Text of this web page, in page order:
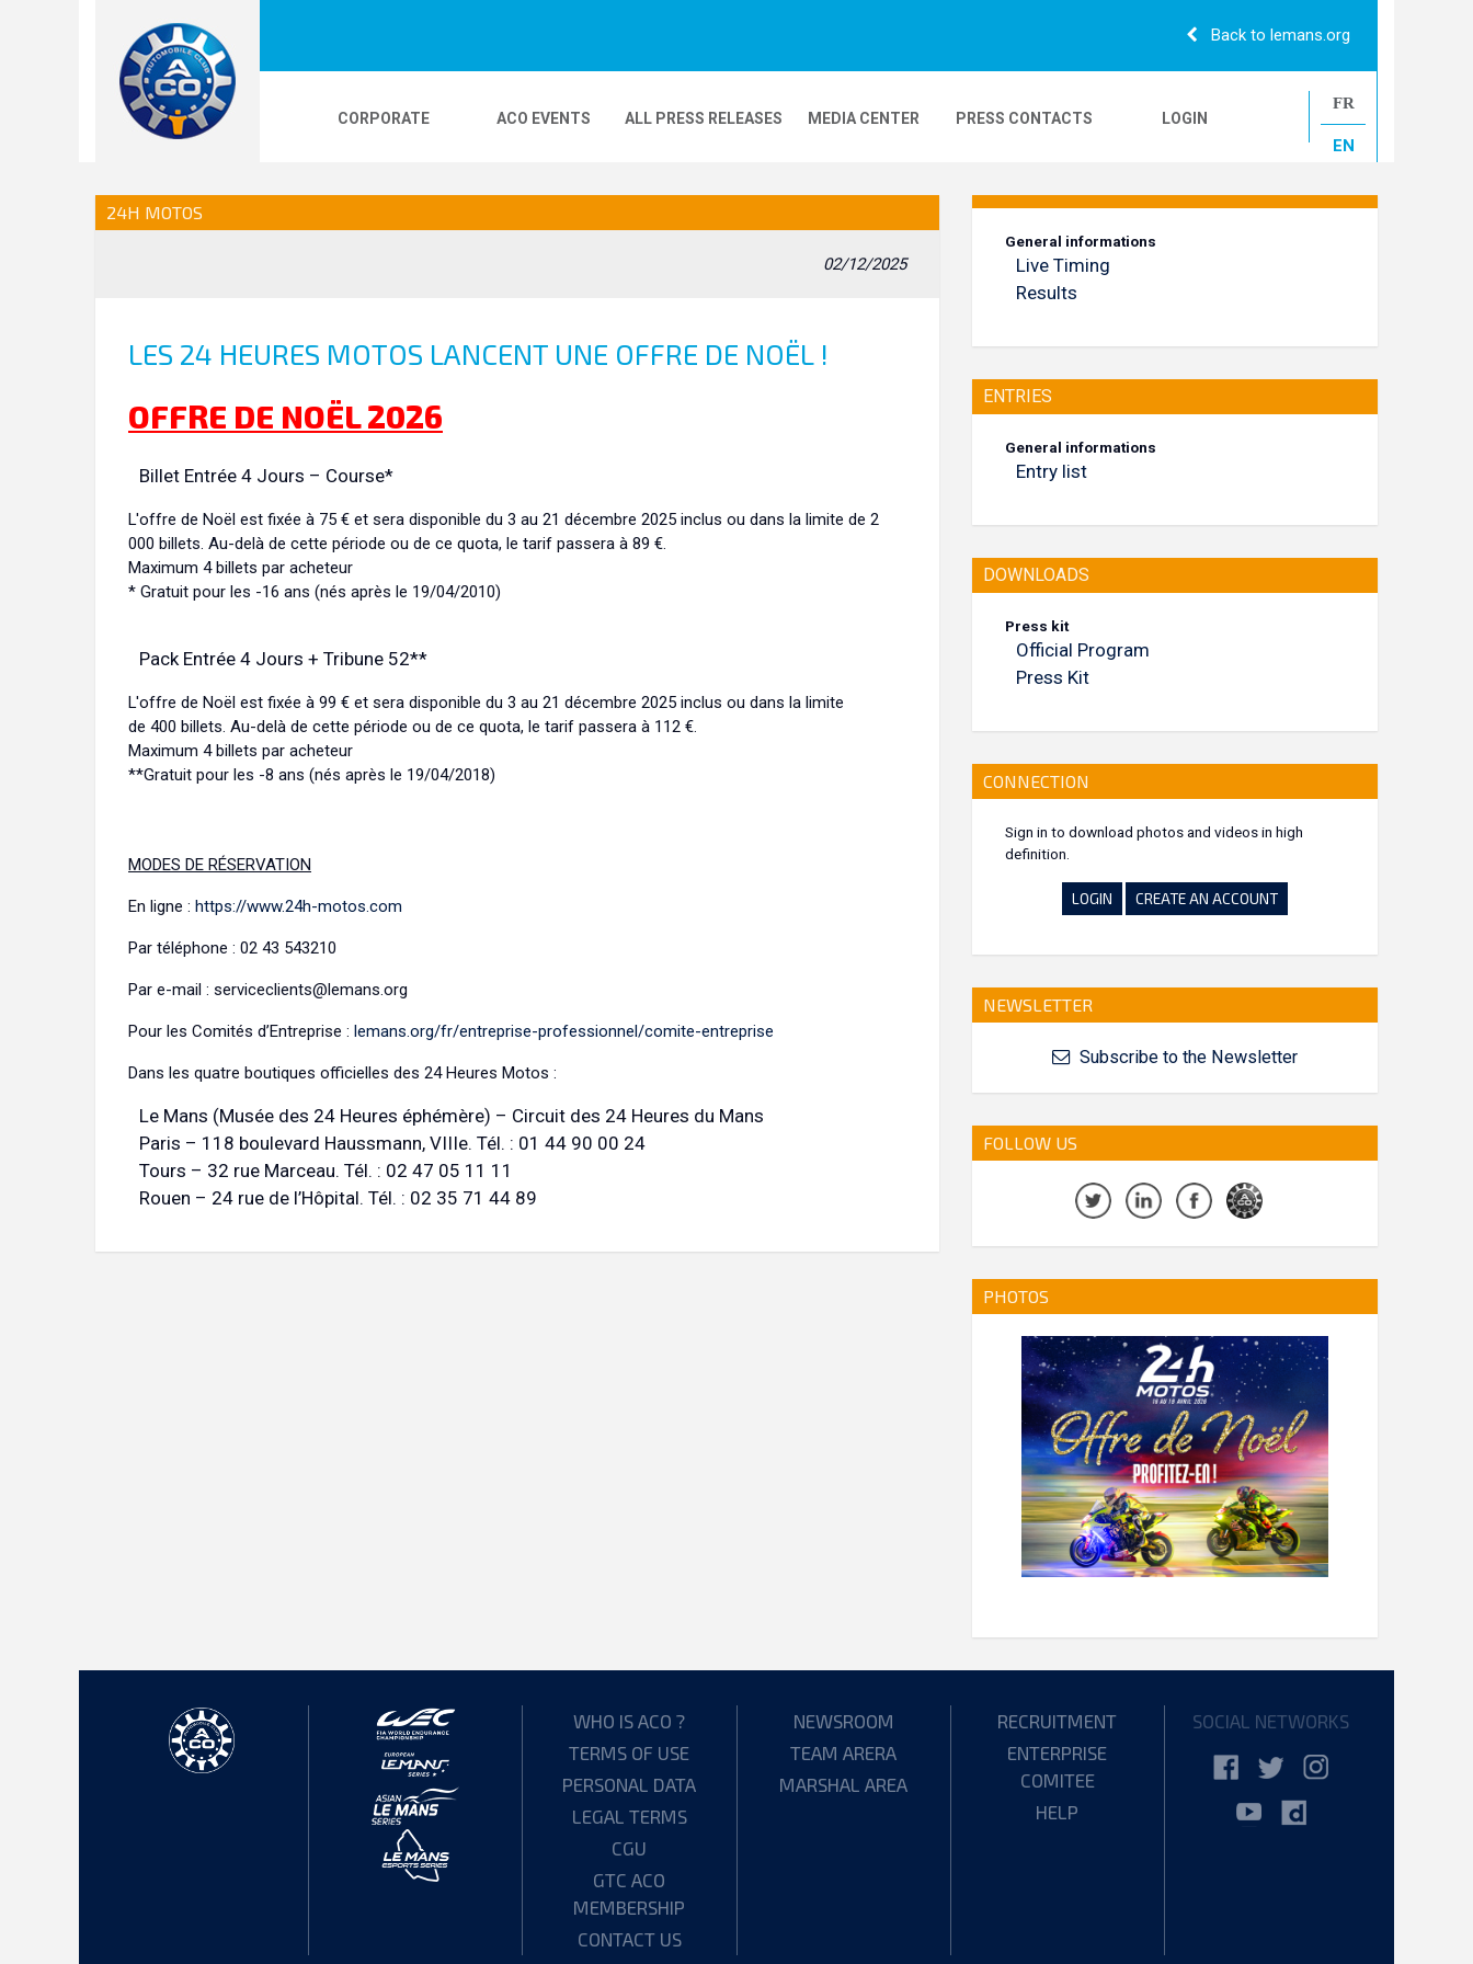
Back to lemans.org
CORPORATE ACO EVENTS
24H LE MANS 24H CAMIONS
ALL PRESS RELEASES MEDIA CENTER
LOGOS
PRESS CONTACTS LOGIN
FR
EN
24H MOTOS
02/12/2025
LES 24 HEURES MOTOS LANCENT UNE OFFRE DE NOËL !
OFFRE DE NOËL 2026
Billet Entrée 4 Jours – Course*
L'offre de Noël est fixée à 75 € et sera disponible du 3 au 21 décembre 2025 inclus ou dans la limite de 2
000 billets. Au-delà de cette période ou de ce quota, le tarif passera à 89 €.
Maximum 4 billets par acheteur
* Gratuit pour les -16 ans (nés après le 19/04/2010)
Pack Entrée 4 Jours + Tribune 52**
L'offre de Noël est fixée à 99 € et sera disponible du 3 au 21 décembre 2025 inclus ou dans la limite
de 400 billets. Au-delà de cette période ou de ce quota, le tarif passera à 112 €.
Maximum 4 billets par acheteur
**Gratuit pour les -8 ans (nés après le 19/04/2018)
MODES DE RÉSERVATION
En ligne : https://www.24h-motos.com
Par téléphone : 02 43 543210
Par e-mail : serviceclients@lemans.org
Pour les Comités d’Entreprise : lemans.org/fr/entreprise-professionnel/comite-entreprise
Dans les quatre boutiques officielles des 24 Heures Motos :
Le Mans (Musée des 24 Heures éphémère) – Circuit des 24 Heures du Mans
Paris – 118 boulevard Haussmann, VIIIe. Tél. : 01 44 90 00 24
Tours – 32 rue Marceau. Tél. : 02 47 05 11 11
Rouen – 24 rue de l’Hôpital. Tél. : 02 35 71 44 89
General informations
Live Timing
Results
ENTRIES
General informations
Entry list
DOWNLOADS
Press kit
Official Program
Press Kit
CONNECTION
Sign in to download photos and videos in high
definition.
LOGIN CREATE AN ACCOUNT
NEWSLETTER
Subscribe to the Newsletter
FOLLOW US
PHOTOS
WHO IS ACO ?
TERMS OF USE
PERSONAL DATA
LEGAL TERMS
CGU
GTC ACO
MEMBERSHIP
CONTACT US
NEWSROOM
TEAM ARERA
MARSHAL AREA
RECRUITMENT
ENTERPRISE
COMITEE
HELP
SOCIAL NETWORKS